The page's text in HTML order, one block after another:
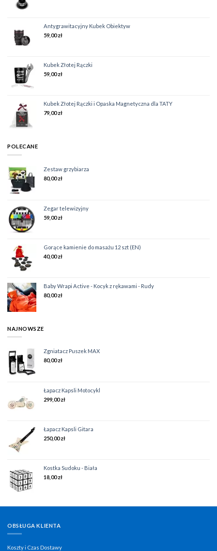
Antygrawitacyjny Kubek Obiektyw
59,00zł
Kubek Złotej Rączki
59,00zł
Kubek Złotej Rączki i Opaska Magnetyczna dla TATY
79,00zł
POLECANE
Zestaw grzybiarza
80,00zł
Zegar telewizyjny
59,00zł
Gorące kamienie do masażu 12 szt (EN)
40,00zł
Baby Wrapi Active - Kocyk z rękawami - Rudy
80,00zł
NAJNOWSZE
Zgniatacz Puszek MAX
80,00zł
Łapacz Kapsli Motocykl
299,00zł
Łapacz Kapsli Gitara
250,00zł
Kostka Sudoku - Biała
18,00zł
OBSŁUGA KLIENTA
Koszty i Czas Dostawy